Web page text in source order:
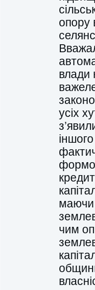
опору
влади
усіх
маючи
чим